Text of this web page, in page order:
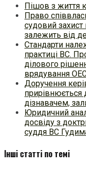
Пішов з життя
Право
судовий захист
залежить від
Стандарти
практиці ВC.
ділового
врядування
Доручення
прирівнюється
дізнавачем,
Юридичний
досвіду з
суддя ВС
Інші статті по темі